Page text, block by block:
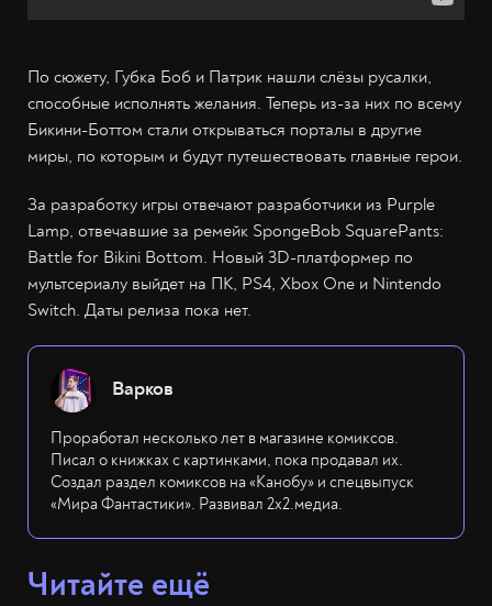
По сюжету, Губка Боб и Патрик нашли слёзы русалки,
способные исполнять желания. Теперь из-за них по всему
Бикини-Боттом стали открываться порталы в другие
миры, по которым и будут путешествовать главные герои.
За разработку игры отвечают разработчики из Purple
Lamp, отвечавшие за ремейк SpongeBob SquarePants:
Battle for Bikini Bottom. Новый 3D-платформер по
мультсериалу выйдет на ПК, PS4, Xbox One и Nintendo
Switch. Даты релиза пока нет.
Варков
Проработал несколько лет в магазине комиксов.
Писал о книжках с картинками, пока продавал их.
Создал раздел комиксов на «Канобу» и спецвыпуск
«Мира Фантастики». Развивал 2х2.медиа.
Читайте ещё